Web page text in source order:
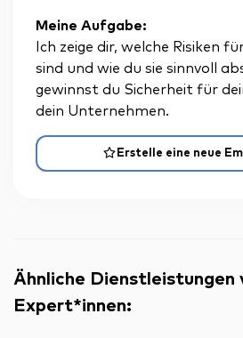
Erstelle eine neue
Meine Aufgabe:
Ich zeige dir, welche Risiken
sind und wie du sie sinnvoll
gewinnst du Sicherheit für
dein Unternehmen.
Ähnliche Dienstleistungen
Expert*innen: